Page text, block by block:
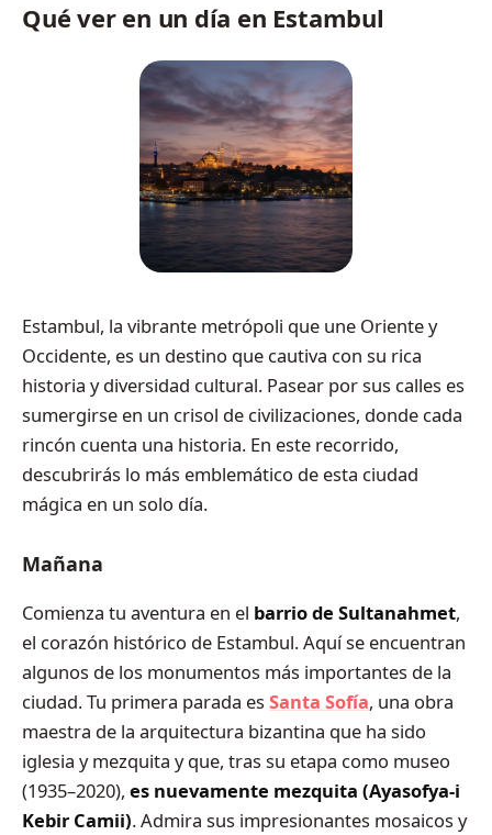
Qué ver en un día en Estambul
Estambul, la vibrante metrópoli que une Oriente y
Occidente, es un destino que cautiva con su rica
historia y diversidad cultural. Pasear por sus calles es
sumergirse en un crisol de civilizaciones, donde cada
rincón cuenta una historia. En este recorrido,
descubrirás lo más emblemático de esta ciudad
mágica en un solo día.
Mañana
Comienza tu aventura en el barrio de Sultanahmet,
el corazón histórico de Estambul. Aquí se encuentran
algunos de los monumentos más importantes de la
ciudad. Tu primera parada esSanta Sofía, una obra
maestra de la arquitectura bizantina que ha sido
iglesia y mezquita y que, tras su etapa como museo
(1935–2020), es nuevamente mezquita (Ayasofya‑i
Kebir Camii). Admira sus impresionantes mosaicos y